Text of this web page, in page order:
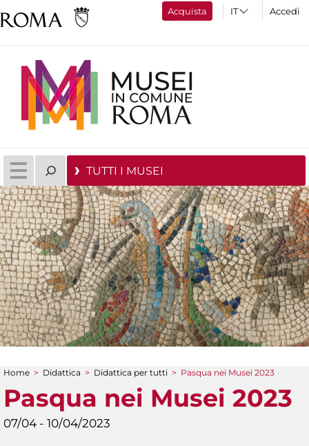
Acquista Accedi
TUTTI I MUSEI
Tu sei qui
Home > Didattica > Didattica per tutti > Pasqua nei Musei 2023
Pasqua nei Musei 2023
07/04 - 10/04/2023